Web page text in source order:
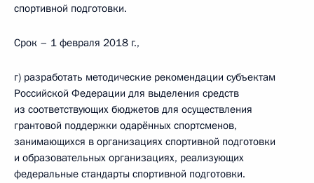
спортивной подготовки.
Срок – 1 февраля 2018 г.,
г) разработать методические рекомендации субъектам
Российской Федерации для выделения средств
из соответствующих бюджетов для осуществления
грантовой поддержки одарённых спортсменов,
занимающихся в организациях спортивной подготовки
и образовательных организациях, реализующих
федеральные стандарты спортивной подготовки.